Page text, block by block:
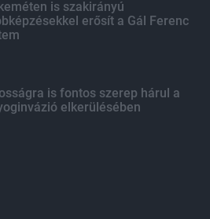
is szakirányú
erősít a Gál Ferenc
is fontos szerep hárul a
elkerülésében